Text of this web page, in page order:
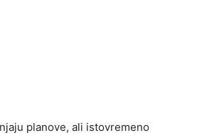
planove, ali istovremeno